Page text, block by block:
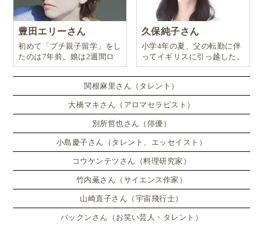
豊田エリーさん
初めて「プチ親子留学」をし
たのは7年前。娘は2週間ロ
ンドンのサマースクールに通
い、英語劇に挑戦したり、
久保純子さん
小学4年の夏、父の転勤に伴
ってイギリスに引っ越した。
関根麻里さん（タレント）
大橋マキさん（アロマセラピスト）
別所哲也さん（俳優）
小島慶子さん（タレント、エッセイスト）
コウケンテツさん（料理研究家）
竹内薫さん（サイエンス作家）
山崎直子さん（宇宙飛行士）
パックンさん（お笑い芸人・タレント）